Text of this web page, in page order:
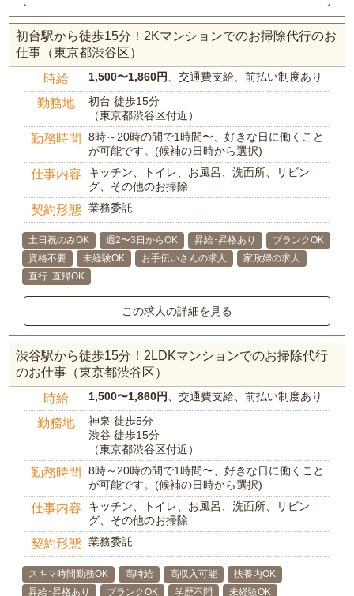
初台駅から徒歩15分！2Kマンションでのお掃除代行のお
仕事（東京都渋谷区）
時給 1,500〜1,860円 、交通費支給、前払い制度あり
勤務地
初台 徒歩15分
（東京都渋谷区付近）
勤務時間
8時～20時の間で1時間〜、好きな日に働くこと
が可能です。(候補の日時から選択)
仕事内容
キッチン、トイレ、お風呂、洗面所、リビン
グ、その他のお掃除
契約形態 業務委託
土日祝のみOK 週2〜3日からOK 昇給･昇格あり
ブランクOK
資格不要
未経験OK お手伝いさんの求人
家政婦の求人
直行･直帰OK
この求人の詳細を見る
渋谷駅から徒歩15分！2LDKマンションでのお掃除代行
のお仕事（東京都渋谷区）
時給 1,500〜1,860円 、交通費支給、前払い制度あり
勤務地
神泉 徒歩5分
渋谷 徒歩15分
（東京都渋谷区付近）
勤務時間
8時～20時の間で1時間〜、好きな日に働くこと
が可能です。(候補の日時から選択)
仕事内容
キッチン、トイレ、お風呂、洗面所、リビン
グ、その他のお掃除
契約形態 業務委託
スキマ時間勤務OK 高時給 高収入可能
扶養内OK
昇給･昇格あり
ブランクOK 学歴不問 未経験OK